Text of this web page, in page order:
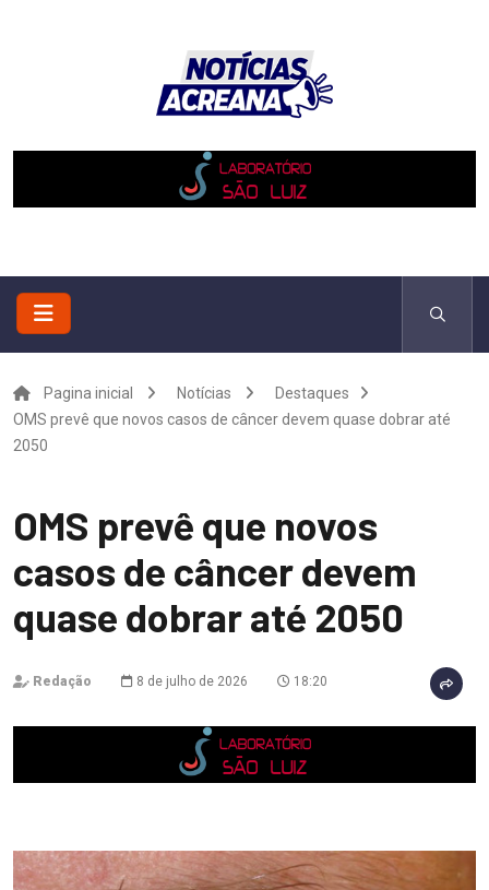
Pagina inicial Notícias
Destaques
OMS prevê que novos casos de câncer devem quase dobrar até
2050
OMS prevê que novos
casos de câncer devem
quase dobrar até 2050
Redação 8 de julho de 2026 18:20